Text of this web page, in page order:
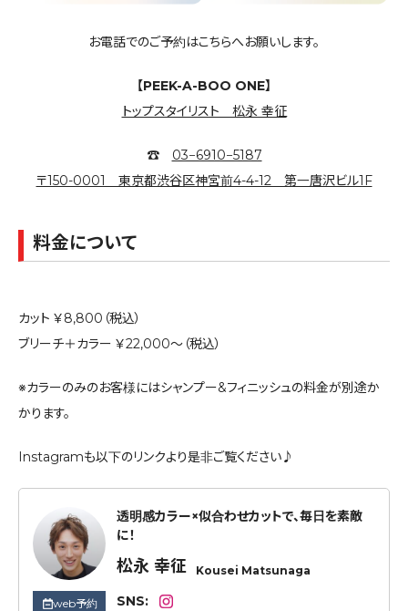
お電話でのご予約はこちらへお願いします。
【PEEK-A-BOO ONE】
トップスタイリスト 松永 幸征
☎︎ 03−6910−5187
〒150-0001 東京都渋谷区神宮前4-4-12 第一唐沢ビル1F
料金について
カット ￥8,800（税込）
ブリーチ＋カラー ￥22,000～（税込）
※カラーのみのお客様にはシャンプー&フィニッシュの料金が別途か
かります。
Instagramも以下のリンクより是非ご覧ください♪
web予約
透明感カラー×似合わせカットで、毎日を素敵
に！
松永 幸征 Kousei Matsunaga
SNS: